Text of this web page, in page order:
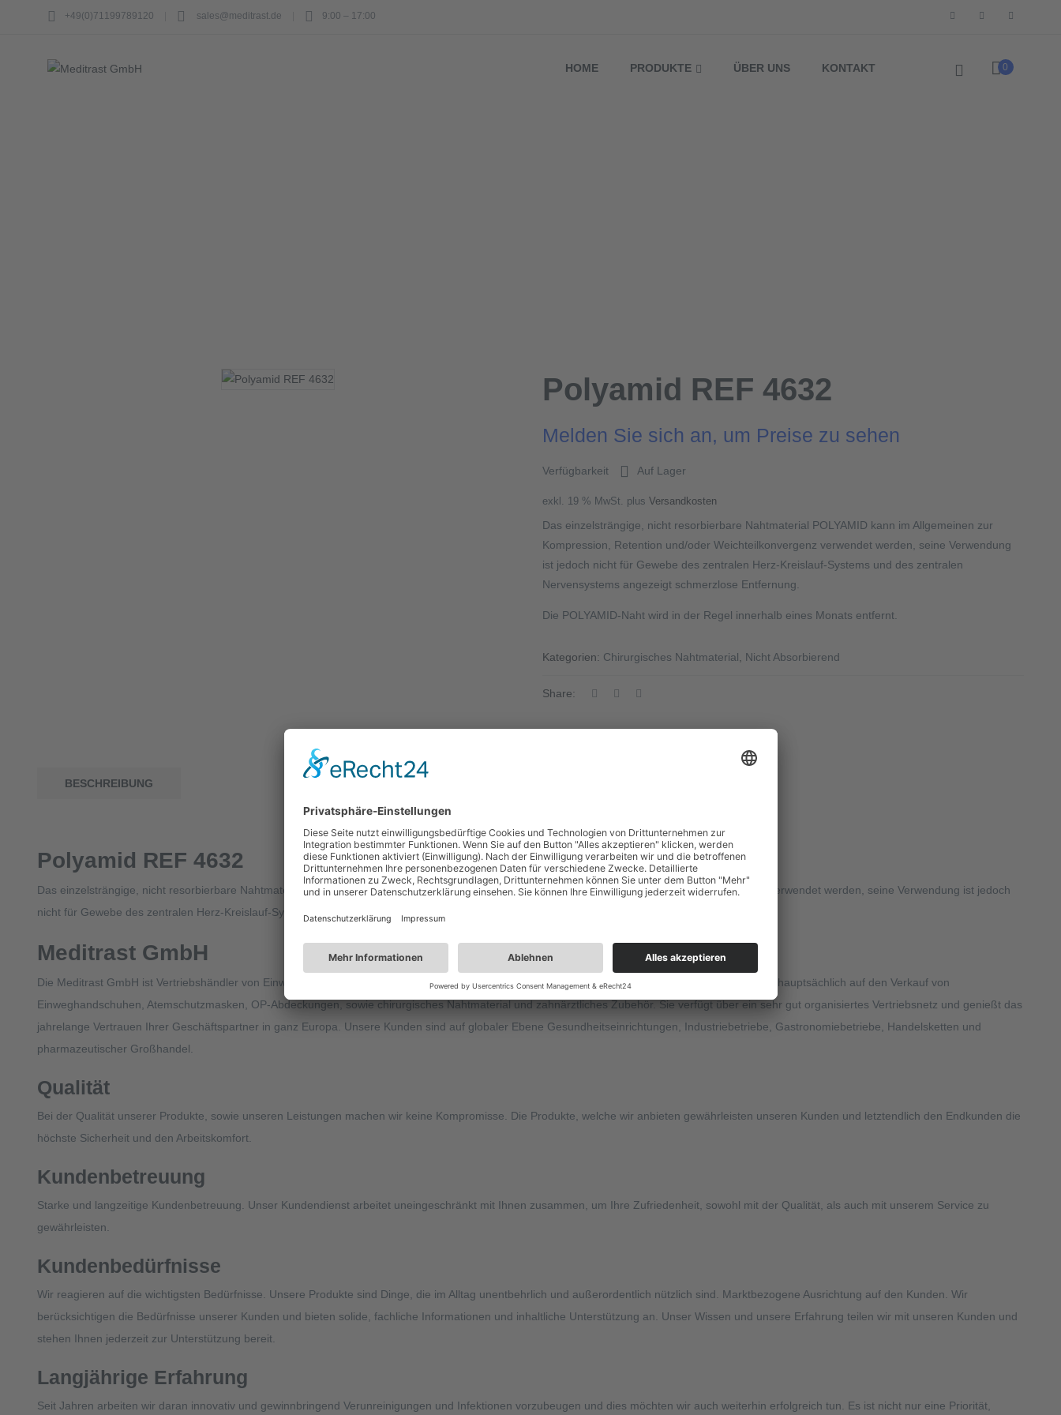
+49(0)71199789120 sales@meditrast.de 9:00 – 17:00
HOME PRODUKTE ÜBER UNS KONTAKT 0
Polyamid REF 4632
Melden Sie sich an, um Preise zu sehen
Verfügbarkeit Auf Lager
exkl. 19 % MwSt. plus Versandkosten
Das einzelsträngige, nicht resorbierbare Nahtmaterial POLYAMID kann im Allgemeinen zur
Kompression, Retention und/oder Weichteilkonvergenz verwendet werden, seine Verwendung
ist jedoch nicht für Gewebe des zentralen Herz-Kreislauf-Systems und des zentralen
Nervensystems angezeigt schmerzlose Entfernung.
Die POLYAMID-Naht wird in der Regel innerhalb eines Monats entfernt.
Kategorien: Chirurgisches Nahtmaterial, Nicht Absorbierend
Share:
BESCHREIBUNG
Polyamid REF 4632
Das einzelsträngige, nicht resorbierbare Nahtmaterial POLYAMID kann im Allgemeinen zur Kompression, Retention und/oder Weichteilkonvergenz verwendet werden, seine Verwendung ist jedoch
nicht für Gewebe des zentralen Herz-Kreislauf-Systems und des zentralen Nervensystems angezeigt schmerzlose Entfernung.
Meditrast GmbH
Die Meditrast GmbH ist Vertriebshändler von Einweghandschuhen und weiteren Einwegmaterialien in ganz Europa. Sie konzentriert sich seit Jahren hauptsächlich auf den Verkauf von
Einweghandschuhen, Atemschutzmasken, OP-Abdeckungen, sowie chirurgisches Nahtmaterial und zahnärztliches Zubehör. Sie verfügt über ein sehr gut organisiertes Vertriebsnetz und genießt das
jahrelange Vertrauen Ihrer Geschäftspartner in ganz Europa. Unsere Kunden sind auf globaler Ebene Gesundheitseinrichtungen, Industriebetriebe, Gastronomiebetriebe, Handelsketten und
pharmazeutischer Großhandel.
Qualität
Bei der Qualität unserer Produkte, sowie unseren Leistungen machen wir keine Kompromisse. Die Produkte, welche wir anbieten gewährleisten unseren Kunden und letztendlich den Endkunden die
höchste Sicherheit und den Arbeitskomfort.
Kundenbetreuung
Starke und langzeitige Kundenbetreuung. Unser Kundendienst arbeitet uneingeschränkt mit Ihnen zusammen, um Ihre Zufriedenheit, sowohl mit der Qualität, als auch mit unserem Service zu
gewährleisten.
Kundenbedürfnisse
Wir reagieren auf die wichtigsten Bedürfnisse. Unsere Produkte sind Dinge, die im Alltag unentbehrlich und außerordentlich nützlich sind. Marktbezogene Ausrichtung auf den Kunden. Wir
berücksichtigen die Bedürfnisse unserer Kunden und bieten solide, fachliche Informationen und inhaltliche Unterstützung an. Unser Wissen und unsere Erfahrung teilen wir mit unseren Kunden und
stehen Ihnen jederzeit zur Unterstützung bereit.
Langjährige Erfahrung
Seit Jahren arbeiten wir daran innovativ und gewinnbringend Verunreinigungen und Infektionen vorzubeugen und dies möchten wir auch weiterhin erfolgreich tun. Es ist nicht nur eine Priorität,